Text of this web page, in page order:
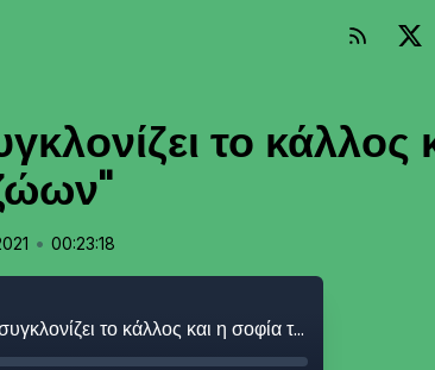
το κάλλος
• 00:23:18
Γιώργος Σκαμπαρδώνης: "Με συγκλονίζει το κάλλος και η σοφία των ζώων"